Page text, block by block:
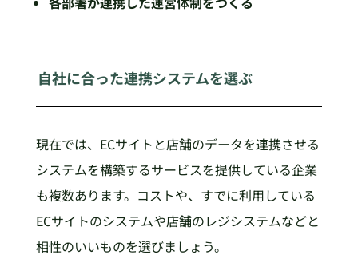
自社に合った連携システムを選ぶ
現在では、ECサイトと店舗のデータを連携させる
システムを構築するサービスを提供している企業
も複数あります。コストや、すでに利用している
ECサイトのシステムや店舗のレジシステムなどと
相性のいいものを選びましょう。